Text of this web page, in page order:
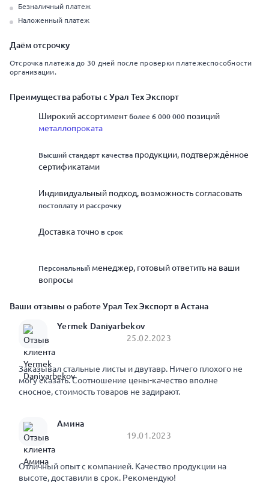
Безналичный платеж
Наложенный платеж
Даём отсрочку
Отсрочка платежа до 30 дней после проверки платежеспособности
организации.
Преимущества работы с Урал Тех Экспорт
Широкий ассортиментболее 6 000 000 позиций
металлопроката
Высший стандарт качества продукции, подтверждённое
сертификатами
Индивидуальный подход, возможность согласовать
постоплату и рассрочку
Доставка точно в срок
Персональный менеджер, готовый ответить на ваши
вопросы
Ваши отзывы о работе Урал Тех Экспорт в Астана
Yermek Daniyarbekov
25.02.2023
Заказывал стальные листы и двутавр. Ничего плохого не
могу сказать. Соотношение цены-качество вполне
сносное, стоимость товаров не задирают.
Амина
19.01.2023
Отличный опыт с компанией. Качество продукции на
высоте, доставили в срок. Рекомендую!